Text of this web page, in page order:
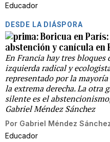
Educador
DESDE LA DIÁSPORA
Boricua en
abstención y canícula en
En Francia hay tres bloques
izquierda radical y
representado por la
la extrema derecha. La otra
silente es el
Gabriel Méndez Sánchez
Por Gabriel Méndez
Educador